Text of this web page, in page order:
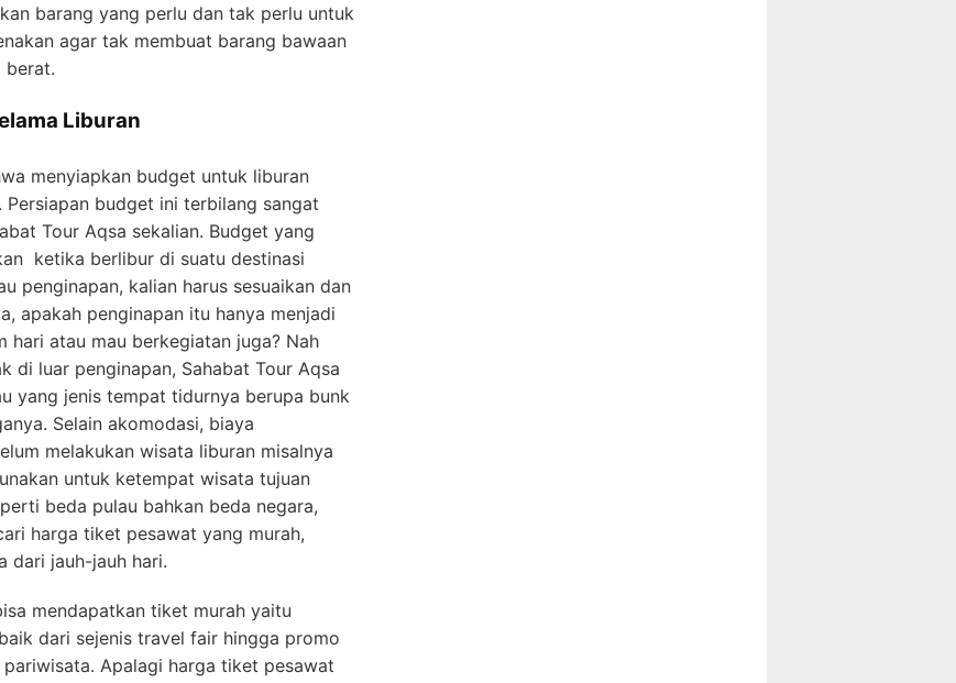
barang yang perlu dan tak perlu untuk
agar tak membuat barang bawaan
berat.
Liburan
menyiapkan budget untuk liburan
budget ini terbilang sangat
Tour Aqsa sekalian. Budget yang
ketika berlibur di suatu destinasi
penginapan, kalian harus sesuaikan dan
apakah penginapan itu hanya menjadi
atau mau berkegiatan juga? Nah
di luar penginapan, Sahabat Tour Aqsa
yang jenis tempat tidurnya berupa bunk
Selain akomodasi, biaya
melakukan wisata liburan misalnya
untuk ketempat wisata tujuan
beda pulau bahkan beda negara,
harga tiket pesawat yang murah,
dari jauh-jauh hari.
mendapatkan tiket murah yaitu
dari sejenis travel fair hingga promo
Apalagi harga tiket pesawat